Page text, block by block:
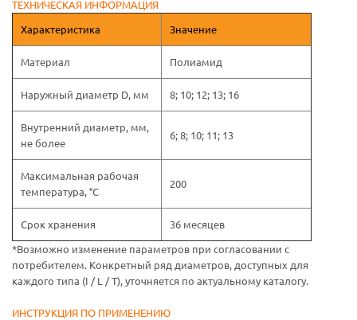
ТЕХНИЧЕСКАЯ ИНФОРМАЦИЯ
Характеристика
Значение
Материал Полиамид
Наружный диаметр D, мм 8; 10; 12; 13; 16
Внутренний диаметр, мм,
не более
6; 8; 10; 11; 13
Максимальная рабочая
температура, °C
200
Срок хранения
36 месяцев
*Возможно изменение параметров при согласовании с
потребителем. Конкретный ряд диаметров, доступных для
каждого типа (I / L / T), уточняется по актуальному каталогу.
ИНСТРУКЦИЯ ПО ПРИМЕНЕНИЮ